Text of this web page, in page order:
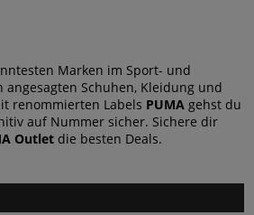
Marken im Sport- und
Schuhen, Kleidung und
renommierten Labels PUMA gehst du
auf Nummer sicher. Sichere dir
Outlet die besten Deals.